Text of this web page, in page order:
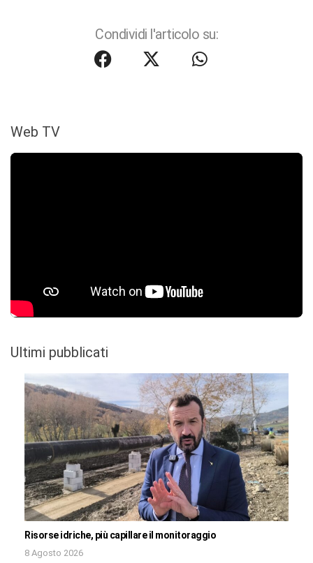
Condividi l'articolo su:
Web TV
Ultimi pubblicati
Risorse idriche, più capillare il monitoraggio
8 Agosto 2026